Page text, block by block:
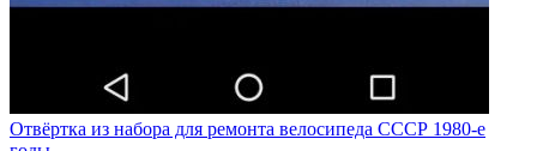
Отвёртка из набора для ремонта велосипеда СССР 1980-е